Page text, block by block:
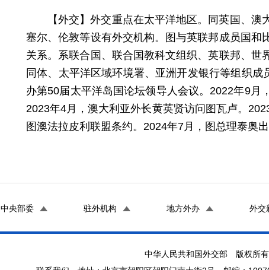
【外交】外交重点在太平洋地区。同英国、
塞尔、伦敦等设有外交机构。图与英联邦成员国
关系。系联合国、联合国教科文组织、英联邦、
同体、太平洋区域环境署、亚洲开发银行等组织
办第50届太平洋岛国论坛领导人会议。2022年9月
2023年4月，澳大利亚外长黄英贤访问图瓦卢。
图澳法拉皮利联盟条约。2024年7月，图总理泰奥
中央部委 驻外机构 地方外办 外交
中华人民共和国外交部 版权所有